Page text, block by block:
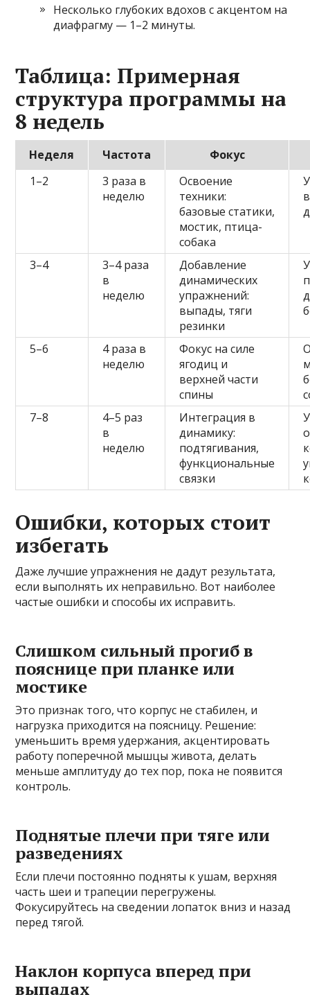
Несколько глубоких вдохов с акцентом на
диафрагму — 1–2 минуты.
Таблица: Примерная
структура программы на
8 недель
Неделя Частота
Фокус
1–2
3 раза в
неделю
Освоение
техники:
базовые статики,
мостик, птица-
собака
3–4
3–4 раза
в
неделю
Добавление
динамических
упражнений:
выпады, тяги
резинки
5–6
4 раза в
неделю
Фокус на силе
ягодиц и
верхней части
спины
7–8
4–5 раз
в
неделю
Интеграция в
динамику:
подтягивания,
функциональные
связки
Ошибки, которых стоит
избегать
Даже лучшие упражнения не дадут результата,
если выполнять их неправильно. Вот наиболее
частые ошибки и способы их исправить.
Слишком сильный прогиб в
пояснице при планке или
мостике
Это признак того, что корпус не стабилен, и
нагрузка приходится на поясницу. Решение:
уменьшить время удержания, акцентировать
работу поперечной мышцы живота, делать
меньше амплитуду до тех пор, пока не появится
контроль.
Поднятые плечи при тягe или
разведениях
Если плечи постоянно подняты к ушам, верхняя
часть шеи и трапеции перегружены.
Фокусируйтесь на сведении лопаток вниз и назад
перед тягой.
Наклон корпуса вперед при
выпадах